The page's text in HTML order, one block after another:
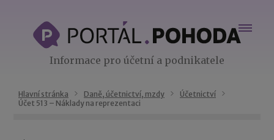
Informace pro účetní a podnikatele
Hlavní stránka Daně, účetnictví, mzdy
Účetnictví
Účet 513 – Náklady na reprezentaci